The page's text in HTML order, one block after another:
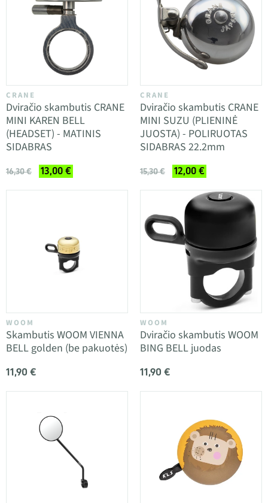
CRANE
Dviračio skambutis CRANE
MINI KAREN BELL
(HEADSET) - MATINIS
SIDABRAS
16,30 € 13,00 €
CRANE
Dviračio skambutis CRANE
MINI SUZU (PLIENINĖ
JUOSTA) - POLIRUOTAS
SIDABRAS 22.2mm
15,30 € 12,00 €
WOOM
Skambutis WOOM VIENNA
BELL golden (be pakuotės)
11,90 €
WOOM
Dviračio skambutis WOOM
BING BELL juodas
11,90 €